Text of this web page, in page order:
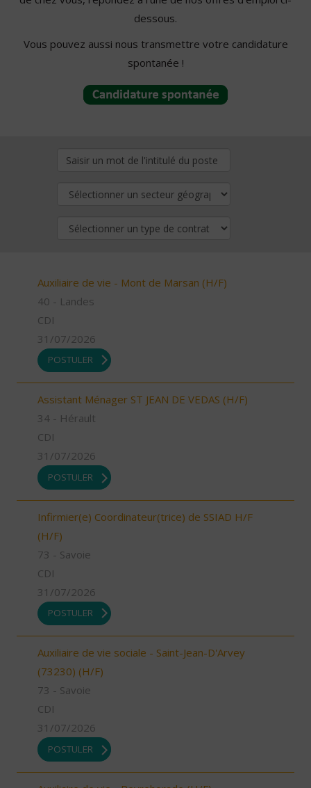
dessous.
Vous pouvez aussi nous transmettre votre candidature
spontanée !
Auxiliaire de vie - Mont de Marsan (H/F)
40 - Landes
CDI
31/07/2026
POSTULER
Assistant Ménager ST JEAN DE VEDAS (H/F)
34 - Hérault
CDI
31/07/2026
POSTULER
Infirmier(e) Coordinateur(trice) de SSIAD H/F
(H/F)
73 - Savoie
CDI
31/07/2026
POSTULER
Auxiliaire de vie sociale - Saint-Jean-D'Arvey
(73230) (H/F)
73 - Savoie
CDI
31/07/2026
POSTULER